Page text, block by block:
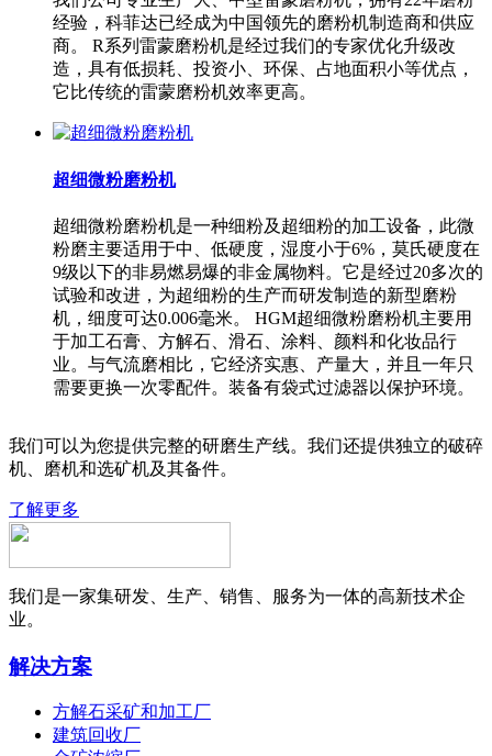
经验，科菲达已经成为中国领先的磨粉机制造商和供应
商。 R系列雷蒙磨粉机是经过我们的专家优化升级改
造，具有低损耗、投资小、环保、占地面积小等优点，
它比传统的雷蒙磨粉机效率更高。
超细微粉磨粉机
超细微粉磨粉机是一种细粉及超细粉的加工设备，此微
粉磨主要适用于中、低硬度，湿度小于6%，莫氏硬度在
9级以下的非易燃易爆的非金属物料。它是经过20多次的
试验和改进，为超细粉的生产而研发制造的新型磨粉
机，细度可达0.006毫米。 HGM超细微粉磨粉机主要用
于加工石膏、方解石、滑石、涂料、颜料和化妆品行
业。与气流磨相比，它经济实惠、产量大，并且一年只
需要更换一次零配件。装备有袋式过滤器以保护环境。
我们可以为您提供完整的研磨生产线。我们还提供独立的破碎
机、磨机和选矿机及其备件。
了解更多
我们是一家集研发、生产、销售、服务为一体的高新技术企
业。
解决方案
方解石采矿和加工厂
建筑回收厂